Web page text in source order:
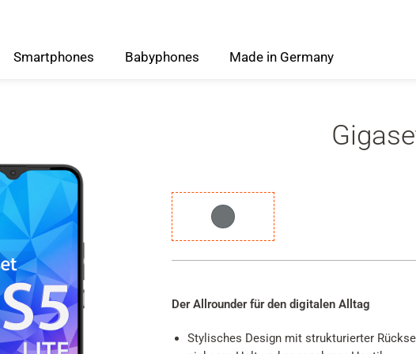
Smartphones Babyphones Made in Germany
Gerätefarbe
Dark
Grey
Der Allrounder für den digitalen Alltag
Stylisches Design mit strukturierter